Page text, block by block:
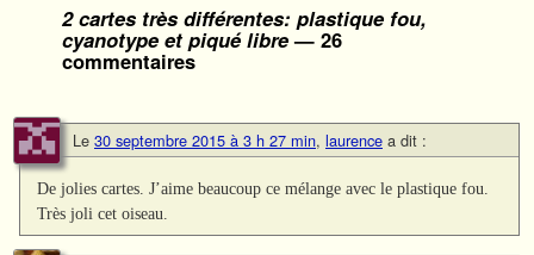
2 cartes très différentes: plastique fou,
cyanotype et piqué libre— 26
commentaires
Le 30 septembre 2015 à 3 h 27 min, laurence a dit :
De jolies cartes. J’aime beaucoup ce mélange avec le plastique fou.
Très joli cet oiseau.